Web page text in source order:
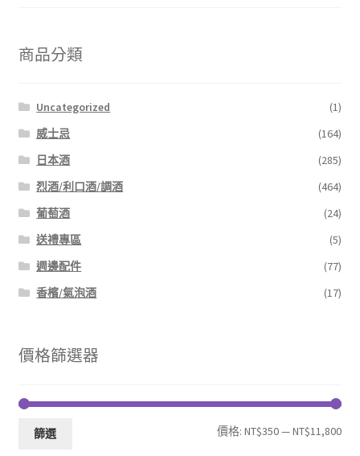
商品分類
Uncategorized
(1)
威士忌
(164)
日本酒
(285)
烈酒/利口酒/調酒
(464)
葡萄酒
(24)
送禮專區
(5)
週邊配件
(77)
香檳/氣泡酒
(17)
價格篩選器
最
最
篩選 價格:NT$350—NT$11,800